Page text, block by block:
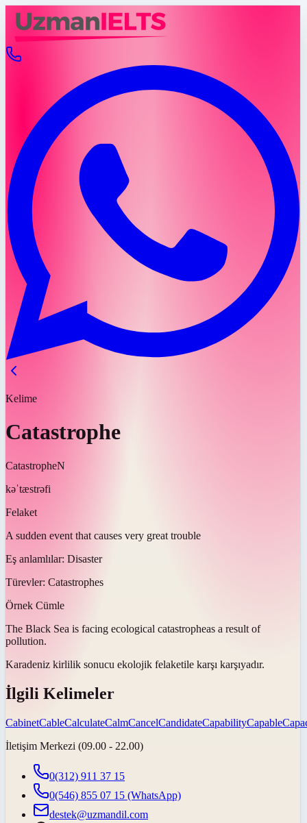
Kelime
Catastrophe
CatastropheN
kəˈtæstrəfi
Felaket
A sudden event that causes very great trouble
Eş anlamlılar: Disaster
Türevler: Catastrophes
Örnek Cümle
The Black Sea is facing ecological catastropheas a result of
pollution.
Karadeniz kirlilik sonucu ekolojik felaketile karşı karşıyadır.
İlgili Kelimeler
CabinetCableCalculateCalmCancelCandidateCapabilityCapable
İletişim Merkezi (09.00 - 22.00)
0(312) 911 37 15
0(546) 855 07 15 (WhatsApp)
destek@uzmandil.com